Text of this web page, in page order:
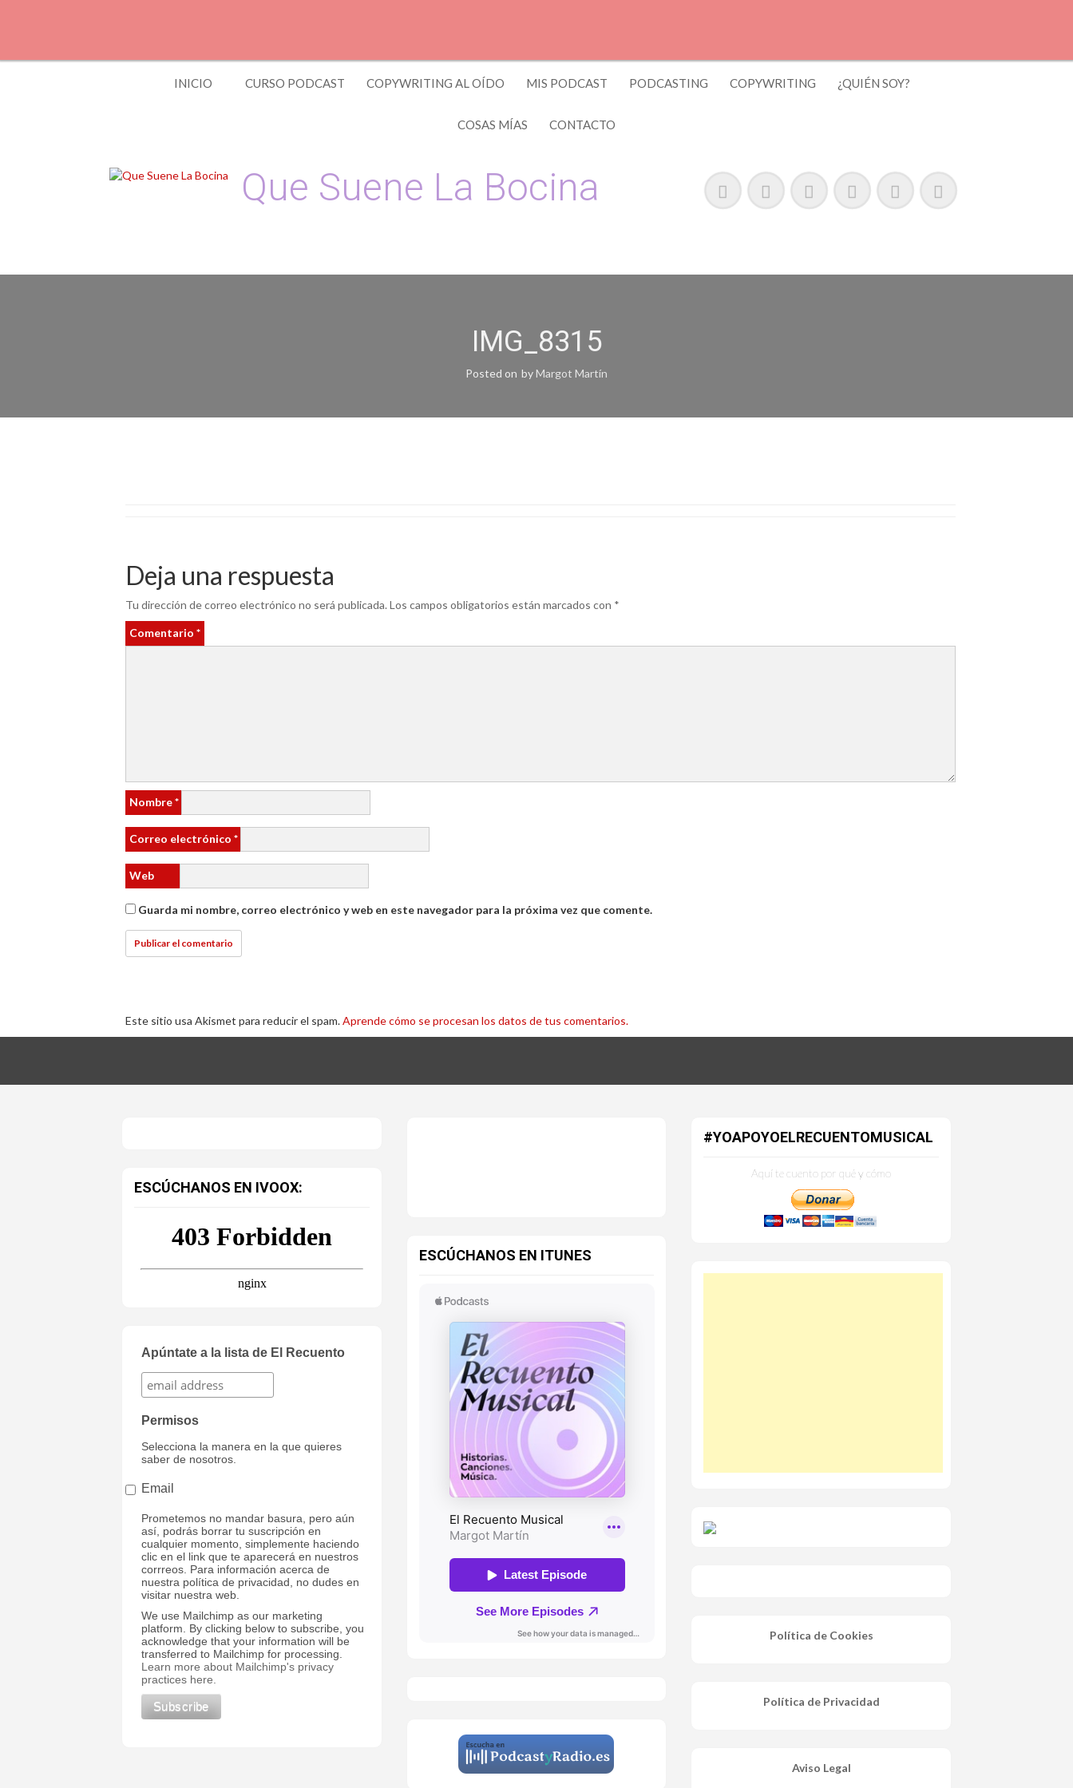
INICIO CURSO PODCAST COPYWRITING AL OÍDO MIS PODCAST PODCASTING COPYWRITING ¿QUIÉN SOY?
COSAS MÍAS CONTACTO
Que Suene La Bocina
IMG_8315
Posted on byMargot Martín
Deja una respuesta
Tu dirección de correo electrónico no será publicada. Los campos obligatorios están marcados con *
Comentario *
Nombre*
Correo electrónico *
Web
Guarda mi nombre, correo electrónico y web en este navegador para la próxima vez que comente.
Este sitio usa Akismet para reducir el spam.Aprende cómo se procesan los datos de tus comentarios.
ESCÚCHANOS EN IVOOX:
Apúntate a la lista de El Recuento
Permisos
Selecciona la manera en la que quieres
saber de nosotros.
Email
Prometemos no mandar basura, pero aún
así, podrás borrar tu suscripción en
cualquier momento, simplemente haciendo
clic en el link que te aparecerá en nuestros
corrreos. Para información acerca de
nuestra política de privacidad, no dudes en
visitar nuestra web.
We use Mailchimp as our marketing
platform. By clicking below to subscribe, you
acknowledge that your information will be
transferred to Mailchimp for processing.
Learn more about Mailchimp's privacy
practices here.
ESCÚCHANOS EN ITUNES
#YOAPOYOELRECUENTOMUSICAL
Aquí te cuento por qué y cómo
Política de Cookies
Política de Privacidad
Aviso Legal